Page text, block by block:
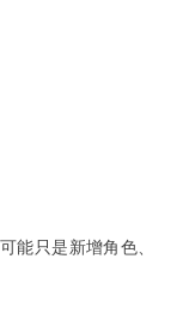
能只是新增角色、